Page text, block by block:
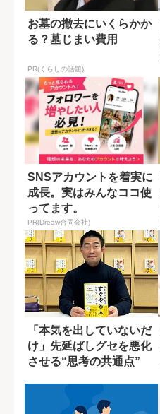
お墓の撤去にいくらかか
る？墓じまい費用
PR(くらしの話題)
SNSアカウントを着実に
成長。実はみんなココ使
ってます。
PR(Dreaw合同会社)
「本気を出していないだ
け」先延ばしグセを悪化
させる“思考の共通点”